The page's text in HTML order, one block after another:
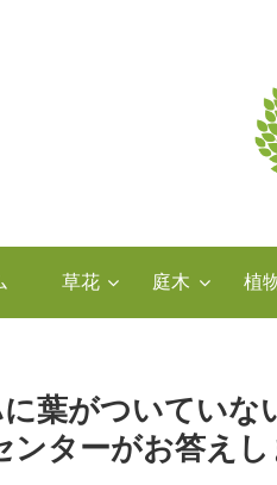
草花 庭木 植
に葉がついてい
ンターがお答えし